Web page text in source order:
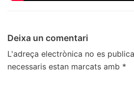
Deixa un comentari
L'adreça electrònica no es
necessaris estan marcats amb *